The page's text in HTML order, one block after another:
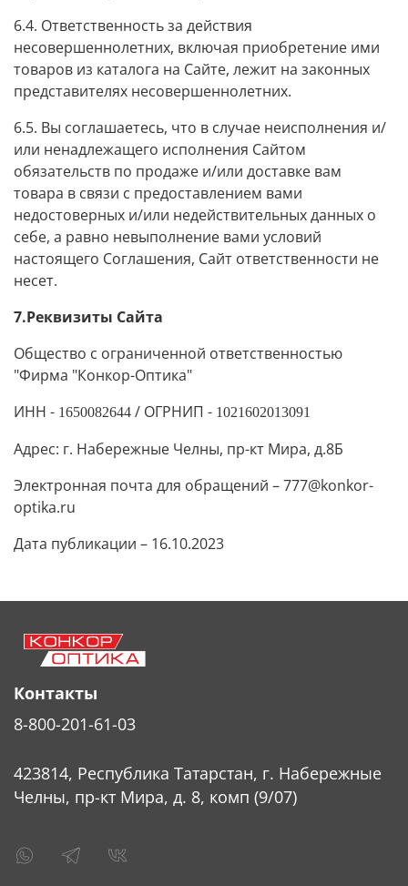
6.4. Ответственность за действия
несовершеннолетних, включая приобретение ими
товаров из каталога на Сайте, лежит на законных
представителях несовершеннолетних.
6.5. Вы соглашаетесь, что в случае неисполнения и/
или ненадлежащего исполнения Сайтом
обязательств по продаже и/или доставке вам
товара в связи с предоставлением вами
недостоверных и/или недействительных данных о
себе, а равно невыполнение вами условий
настоящего Соглашения, Сайт ответственности не
несет.
7.Реквизиты Сайта
Общество с ограниченной ответственностью
"Фирма "Конкор-Оптика"
ИНН - 1650082644 / ОГРНИП - 1021602013091
Адрес: г. Набережные Челны, пр-кт Мира, д.8Б
Электронная почта для обращений – 777@konkor-
optika.ru
Дата публикации – 16.10.2023
Контакты
8-800-201-61-03
423814, Республика Татарстан, г. Набережные
Челны, пр-кт Мира, д. 8, комп (9/07)